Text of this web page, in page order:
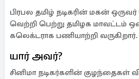
பிரபல தமிழ் நடிகரின் மகன் ஒருவர்
வெற்றி பெற்று தமிழக மாவட்டம்
கலெக்டராக பணியாற்றி வருகிறார்.
யார் அவர்?
சினிமா நடிகர்களின் குழந்தைகள்